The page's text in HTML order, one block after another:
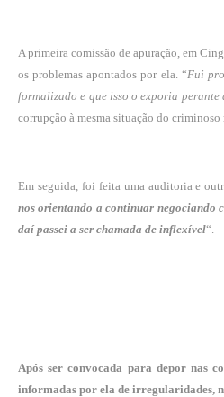
A primeira comissão de apuração, em
os problemas apontados por ela. “Fui
formalizado e que isso o exporia
corrupção à mesma situação do
Em seguida, foi feita uma auditoria e
nos orientando a continuar negociando
daí passei a ser chamada de inflexível“.
Após ser convocada para depor nas
informadas por ela de irregularidades,